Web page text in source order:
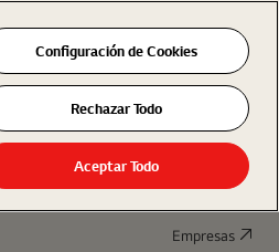
Empresas
Remote
Configuración de Cookies
Rechazar Todo
Aceptar Todo